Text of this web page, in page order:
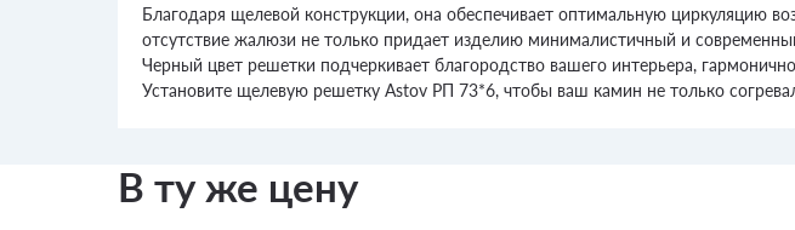
Благодаря щелевой конструкции, она обеспечивает оптимальную циркуляцию
отсутствие жалюзи не только придает изделию минималистичный и
Черный цвет решетки подчеркивает благородство вашего интерьера,
Установите щелевую решетку Astov РП 73*6, чтобы ваш камин не только
В ту же цену